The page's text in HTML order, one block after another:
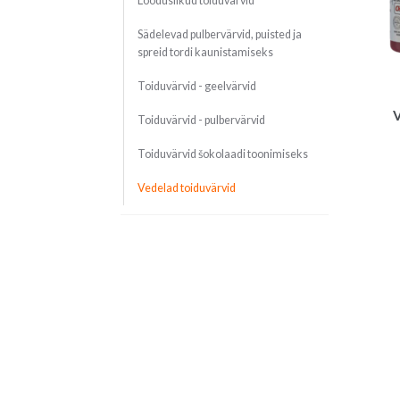
Sädelevad pulbervärvid, puisted ja
spreid tordi kaunistamiseks
Toiduvärvid - geelvärvid
Toiduvärvid - pulbervärvid
Toiduvärvid šokolaadi toonimiseks
Vedelad toiduvärvid